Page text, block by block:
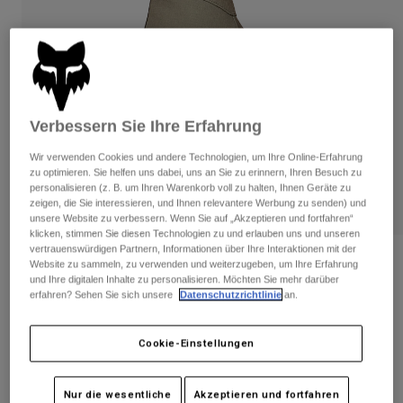
Hosen
Kurze Hosen
Jacken
Handschuhe
Protektoren
Brillen
Socken
Ersatzteile
Handschuhe
Protektoren
Brillen
Socken
Taschen & Zubehör
Spare parts
Hemden
Alle anzeigen
Damen
T-Shirts & Tops
Hoodies und Pullover
Jacken
Hosen
Shirts
Kinder
Brillen
Socken
Alle anzeigen
Moto
Helme
Jerseys
Hosen
Stiefel
Guards
Brillen
Bewertungen
Handschuhe Defend Pro Fire
Price reduced from
€ 54,99to€ 35,74 35% OFF
Verbessern Sie Ihre Erfahrung
Wir verwenden Cookies und andere Technologien, um Ihre Online-Erfahrung
zu optimieren. Sie helfen uns dabei, uns an Sie zu erinnern, Ihren Besuch zu
personalisieren (z. B. um Ihren Warenkorb voll zu halten, Ihnen Geräte zu
zeigen, die Sie interessieren, und Ihnen relevantere Werbung zu senden) und
unsere Website zu verbessern. Wenn Sie auf „Akzeptieren und fortfahren“
klicken, stimmen Sie diesen Technologien zu und erlauben uns und unseren
vertrauenswürdigen Partnern, Informationen über Ihre Interaktionen mit der
Website zu sammeln, zu verwenden und weiterzugeben, um Ihre Erfahrung
und Ihre digitalen Inhalte zu personalisieren. Möchten Sie mehr darüber
erfahren? Sehen Sie sich unsere
Datenschutzrichtlinie an.
Cookie-Einstellungen
Nur die wesentliche Akzeptieren und fortfahren